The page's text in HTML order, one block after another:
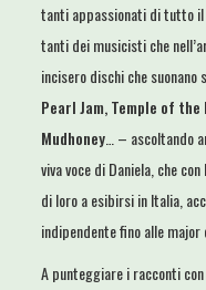
tanti appassionati di tutto
tanti dei musicisti che
incisero dischi che suonano
Pearl Jam, Temple of the
Mudhoney … – ascoltando
viva voce di Daniela, che con
di loro a esibirsi in Italia,
indipendente fino alle major
A punteggiare i racconti